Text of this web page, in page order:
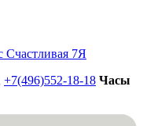
+7(496)552-18-18 Часы